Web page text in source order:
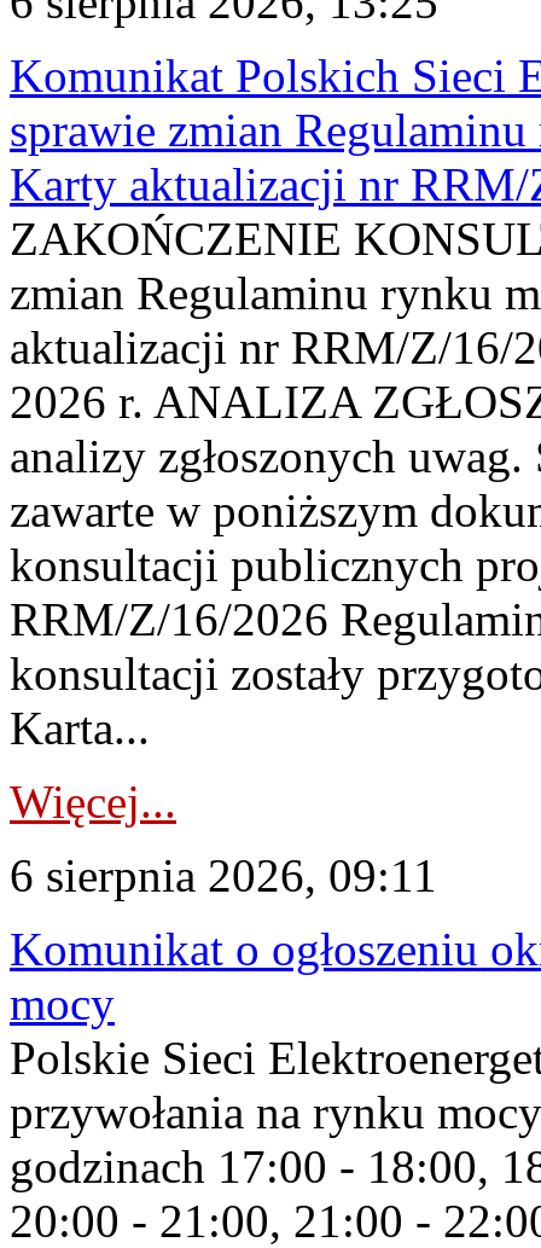
Komunikat Polskich Sieci
sprawie zmian
Karty aktualizacji nr
ZAKOŃCZENIE
zmian Regulaminu rynku
aktualizacji nr RRM/Z/16/
2026 r. ANALIZA
analizy zgłoszonych
zawarte w poniższym
konsultacji publicznych
RRM/Z/16/2026
konsultacji zostały
Karta...
Więcej...
6 sierpnia 2026, 09:11
Komunikat o ogłoszeniu
mocy
Polskie Sieci
przywołania na rynku
godzinach 17:00 - 18:00,
20:00 - 21:00, 21:00 -